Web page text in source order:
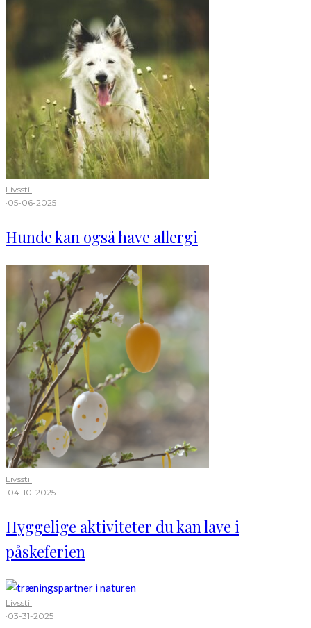
Livsstil
·05-06-2025
Hunde kan også have allergi
Livsstil
·04-10-2025
Hyggelige aktiviteter du kan lave i
påskeferien
Livsstil
·03-31-2025